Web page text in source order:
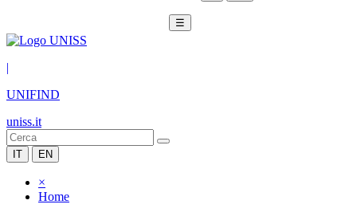
☰
|
UNIFIND
uniss.it
IT EN
×
Home